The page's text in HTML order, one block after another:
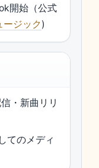
開始（公式
ジック )
・新曲リリ
てのメディ